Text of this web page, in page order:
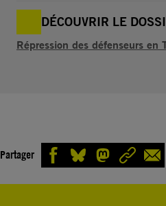
DÉCOUVRIR LE
Répression des défenseurs en
Partager